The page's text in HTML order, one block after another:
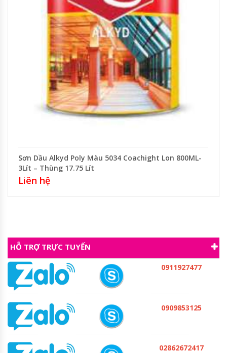
Sơn Dầu Alkyd Poly Màu 5034 Coachight Lon 800ML-
3Lít – Thùng 17.75 Lít
Liên hệ
HỖ TRỢ TRỰC TUYẾN
0911927477
0909853125
02862672417